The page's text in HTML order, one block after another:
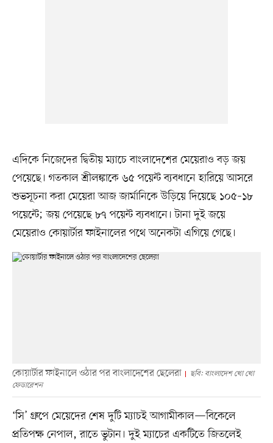
এদিকে নিজেদের দ্বিতীয় ম্যাচে বাংলাদেশের মেয়েরাও বড় জয়
পেয়েছে। গতকাল শ্রীলঙ্কাকে ৬৫ পয়েন্ট ব্যবধানে হারিয়ে আসরে
শুভসূচনা করা মেয়েরা আজ জার্মানিকে উড়িয়ে দিয়েছে ১০৫–১৮
পয়েন্টে; জয় পেয়েছে ৮৭ পয়েন্ট ব্যবধানে। টানা দুই জয়ে
মেয়েরাও কোয়ার্টার ফাইনালের পথে অনেকটা এগিয়ে গেছে।
কোয়ার্টার ফাইনালে ওঠার পর বাংলাদেশের ছেলেরা
ছবি: বাংলাদেশ খো খো
ফেডারেশন
‘সি’ গ্রুপে মেয়েদের শেষ দুটি ম্যাচই আগামীকাল—বিকেলে
প্রতিপক্ষ নেপাল, রাতে ভুটান। দুই ম্যাচের একটিতে জিতলেই